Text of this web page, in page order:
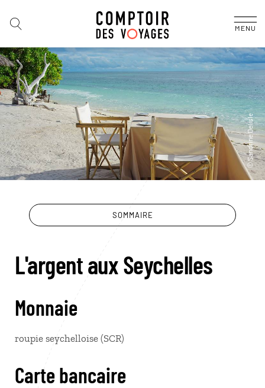
MENU
SOMMAIRE
L'argent aux Seychelles
Monnaie
roupie seychelloise (SCR)
Carte bancaire